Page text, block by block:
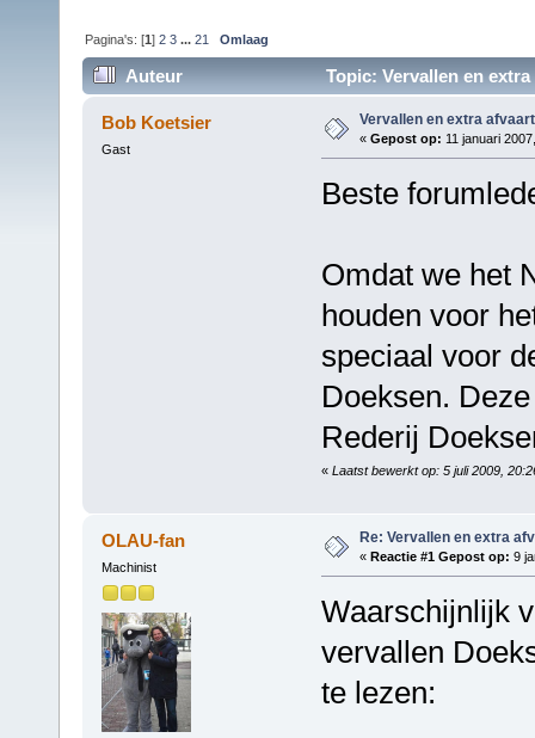
Pagina's: [1]2 3 ...21 Omlaag
Auteur Topic: Vervallen en
Bob Koetsier
Gast
Vervallen en extra
« Gepost op: 11 januari
Beste
Omdat we het
houden voor
speciaal voor
Doeksen.
Rederij
« Laatst bewerkt op: 5 juli 2009,
OLAU-fan
Machinist
Re: Vervallen en extra
« Reactie #1 Gepost op: 9
Waarschijnlijk
vervallen
te lezen: